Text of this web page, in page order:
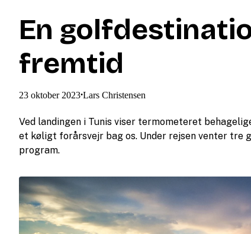
En
fremtid
23 oktober 2023•Lars Christensen
Ved landingen i Tunis viser termometeret
et køligt forårsvejr bag os. Under rejsen venter tre
program.